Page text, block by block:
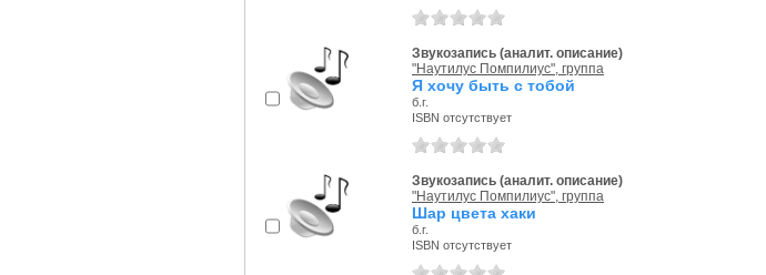
Звукозапись (аналит. описание)
"Наутилус Помпилиус", группа
Я хочу быть с тобой
б.г.
ISBN отсутствует
Звукозапись (аналит. описание)
"Наутилус Помпилиус", группа
Шар цвета хаки
б.г.
ISBN отсутствует